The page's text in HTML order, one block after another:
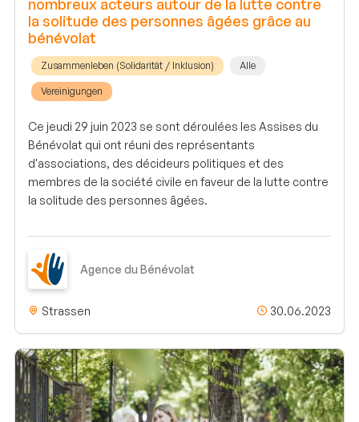
nombreux acteurs autour de la lutte contre
la solitude des personnes âgées grâce au
bénévolat
Zusammenleben (Solidarität / Inklusion) Alle
Vereinigungen
Ce jeudi 29 juin 2023 se sont déroulées les Assises du
Bénévolat qui ont réuni des représentants
d'associations, des décideurs politiques et des
membres de la société civile en faveur de la lutte contre
la solitude des personnes âgées.
Agence du Bénévolat
Strassen 30.06.2023